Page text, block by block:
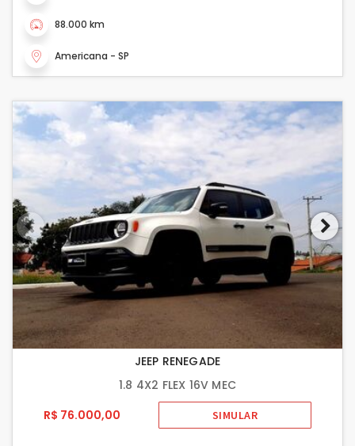
88.000 km
Americana - SP
JEEP RENEGADE
1.8 4X2 FLEX 16V MEC
R$ 76.000,00
SIMULAR